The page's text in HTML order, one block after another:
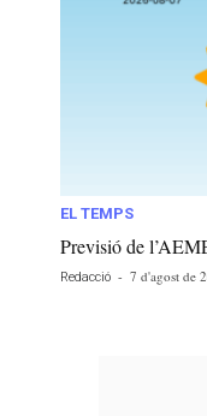
EL TEMPS
Previsió de
Redacció - 7 d'agost de